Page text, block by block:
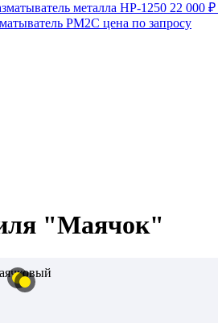
металла HP-1250 22 000 ₽
РМ2С цена по запросу
"Маячок"